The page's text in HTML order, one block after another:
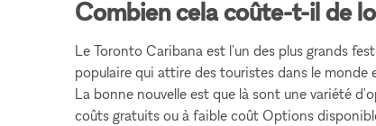
Combien cela coûte-t-il de
Le Toronto Caribana est l'un des plus grands
populaire qui attire des touristes dans le monde
La bonne nouvelle est que là sont une variété
coûts gratuits ou à faible coût Options